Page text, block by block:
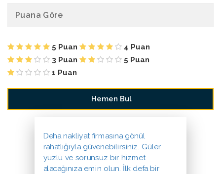
Puana Göre
5 Puan
4 Puan
3 Puan
5 Puan
1 Puan
Deha nakliyat firmasına gönül
rahatlığıyla güvenebilirsiniz. Güler
yüzlü ve sorunsuz bir hizmet
alacağınıza emin olun. İlk defa bir